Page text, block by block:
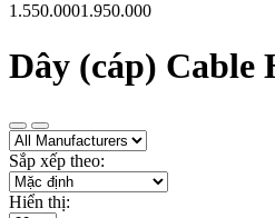
1.550.0001.950.000
Dây (cáp) Cable
Sắp xếp theo:
Hiển thị: